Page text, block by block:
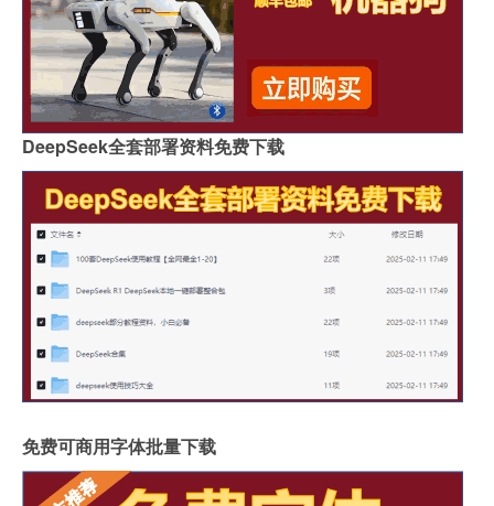
DeepSeek全套部署资料免费下载
免费可商用字体批量下载